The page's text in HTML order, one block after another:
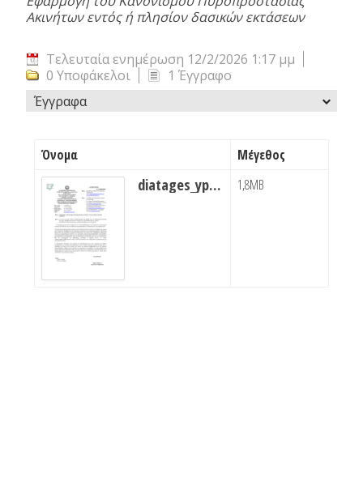
Ακινήτων εντός ή πλησίον δασικών εκτάσεων
Τελευταία ενημέρωση 12/2/2026 1:17 μμ
0 Υποφάκελοι
1 Έγγραφο
Έγγραφα
Όνομα Μέγεθος
diatages_ypen.pdf 1,8MB